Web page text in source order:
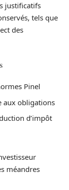
justificatifs
tels que
des
Pinel
aux obligations
d’impôt
méandres